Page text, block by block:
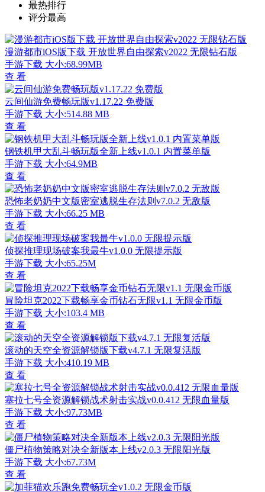
最热排行
评分最高
漫游都市iOS版下载 开放世界自由探索v2022 无限钻石版
手游下载 大小:68.99MB
查 看
云间仙游免费畅玩版v1.17.22 免费版
手游下载 大小:514.88 MB
查 看
钢铁机甲大乱斗畅玩版全新上线v1.0.1 内置菜单版
手游下载 大小:64.9MB
查 看
恐怖老奶奶中文版密室逃脱生存法则v7.0.2 无敌版
手游下载 大小:66.25 MB
查 看
侦探推理现场破案我最牛v1.0.0 无限提示版
手游下载 大小:65.25M
查 看
冒险坦克2022下载畅享金币钻石无限v1.1 无限金币版
手游下载 大小:103.4 MB
查 看
滚动的天空全资源解锁版下载v4.7.1 无限复活版
手游下载 大小:410.19 MB
查 看
塞拉七号全资源解锁战术射击实战v0.0.412 无限血量版
手游下载 大小:97.73MB
查 看
僵尸植物策略对决全新版本上线v2.0.3 无限阳光版
手游下载 大小:67.73M
查 看